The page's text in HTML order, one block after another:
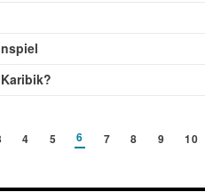
4 5 6 7 8 9 10